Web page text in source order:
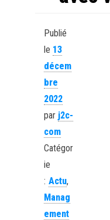
Publié
le 13
décem
bre
2022
par j2c-
com
Catégor
ie
: Actu,
Manag
ement